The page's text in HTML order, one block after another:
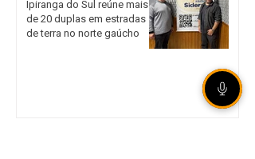
Ipiranga do Sul reúne mais
de 20 duplas em estradas
de terra no norte gaúcho